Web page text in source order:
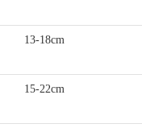
13-18cm
15-22cm